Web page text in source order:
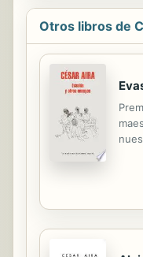
Otros libros de
y la